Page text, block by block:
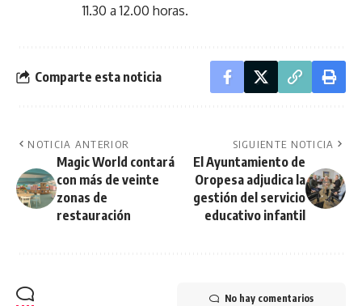
11.30 a 12.00 horas.
Comparte esta noticia
NOTICIA ANTERIOR
Magic World contará
con más de veinte
zonas de
restauración
SIGUIENTE NOTICIA
El Ayuntamiento de
Oropesa adjudica la
gestión del servicio
educativo infantil
No hay comentarios